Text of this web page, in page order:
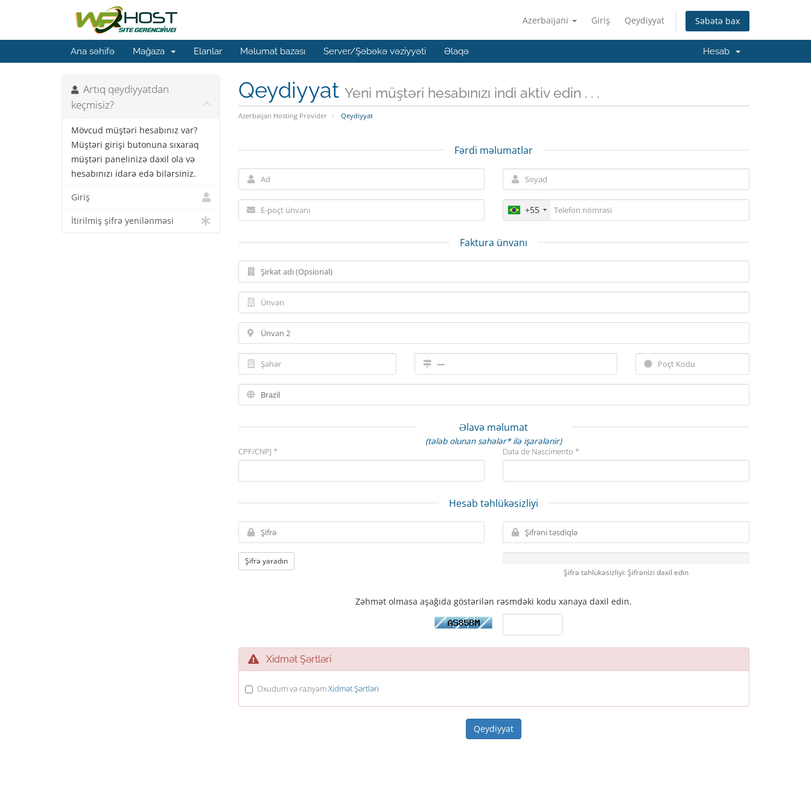
Azerbaijani Giriş Qeydiyyat Səbətə bax
Ana səhifə Mağaza Elanlar Məlumat bazası Server/Şəbəkə vəziyyəti Əlaqə Hesab
Qeydiyyat Yeni müştəri hesabınızı indi aktiv edin . . .
Azerbaijan Hosting Provider Qeydiyyat
Artıq qeydiyyatdan
keçmisiz?
Mövcud müştəri hesabınız var?
Müştəri girişi butonuna sıxaraq
müştəri panelinizə daxil ola və
hesabınızı idarə edə bilərsiniz.
Giriş
İtirilmiş şifrə yenilənməsi
Fərdi məlumatlar
+55
Faktura ünvanı
Əlavə məlumat
(tələb olunan sahələr* ilə işarələnir)
CPF/CNPJ * Data de Nascimento *
Hesab təhlükəsizliyi
Şifrə yaradın
Şifrə təhlükəsizliyi: Şifrənizi daxil edin
Zəhmət olmasa aşağıda göstərilən rəsmdəki kodu xanaya daxil edin.
Xidmət Şərtləri
Oxudum və razıyamXidmət Şərtləri